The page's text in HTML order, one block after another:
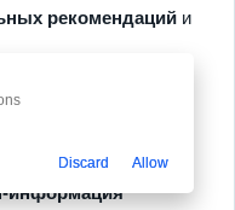
рекомендаций и
на удобстве и
помогают не
информация
Discard Allow